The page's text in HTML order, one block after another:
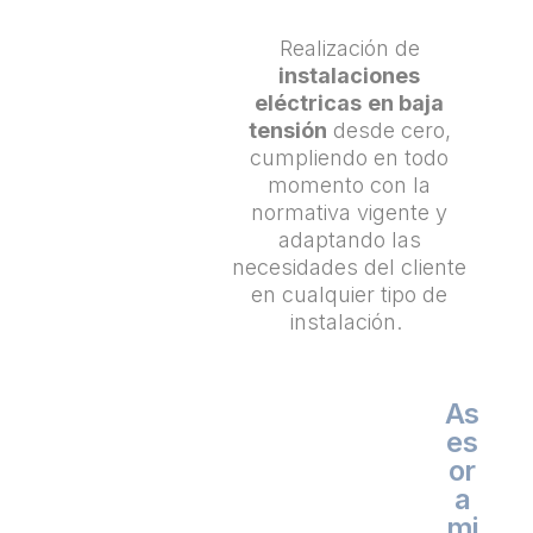
Realización de
instalaciones
eléctricas en baja
tensión desde cero,
cumpliendo en todo
momento con la
normativa vigente y
adaptando las
necesidades del cliente
en cualquier tipo de
instalación.
As
es
or
a